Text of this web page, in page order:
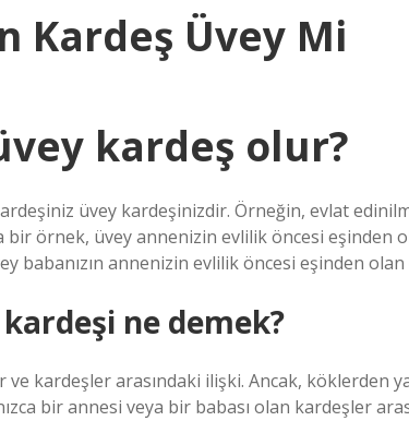
Kardeş Üvey Mi
kardeş olur?
üvey kardeşinizdir. Örneğin, evlat
bir örnek, üvey annenizin evlilik öncesi eşinden
babanızın annenizin evlilik öncesi eşinden
ne demek?
kardeşler arasındaki ilişki. Ancak, köklerden
bir annesi veya bir babası olan kardeşler